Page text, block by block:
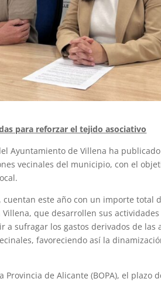
para reforzar el tejido asociativo
Ayuntamiento de Villena ha
vecinales del municipio, con el
este año con un importe total
que desarrollen sus
sufragar los gastos derivados de las
favoreciendo así la
de Alicante (BOPA), el plazo